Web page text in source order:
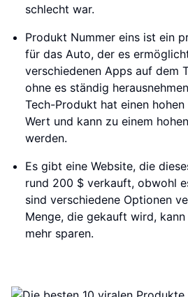
schlecht war.
Produkt Nummer eins ist ein
für das Auto, der es
verschiedenen Apps auf dem
ohne es ständig
Tech-Produkt hat einen
Wert und kann zu einem
werden.
Es gibt eine Website, die
rund 200 $ verkauft, obwohl
sind verschiedene Optionen
Menge, die gekauft wird,
mehr sparen.